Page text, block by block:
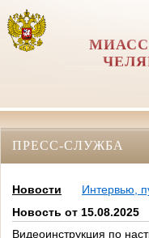
ПРЕСС-СЛУЖБА
Новости
Интервью,
Новость от 15.08.2025
Видеоинструкция по